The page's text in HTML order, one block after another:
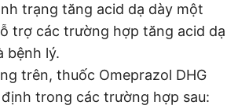
trạng tăng acid dạ dày một
trợ các trường hợp tăng acid dạ
bệnh lý.
trên, thuốc Omeprazol DHG
trong các trường hợp sau: